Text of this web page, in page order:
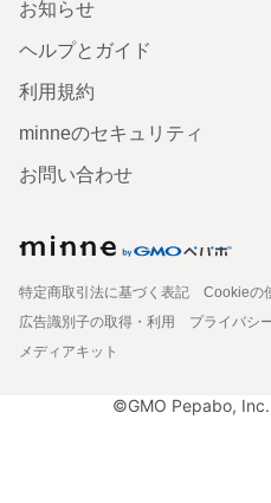
お知らせ
ヘルプとガイド
利用規約
minneのセキュリティ
お問い合わせ
特定商取引法に基づく表記
Cookieの
広告識別子の取得・利用
プライバシ
メディアキット
©GMO Pepabo,